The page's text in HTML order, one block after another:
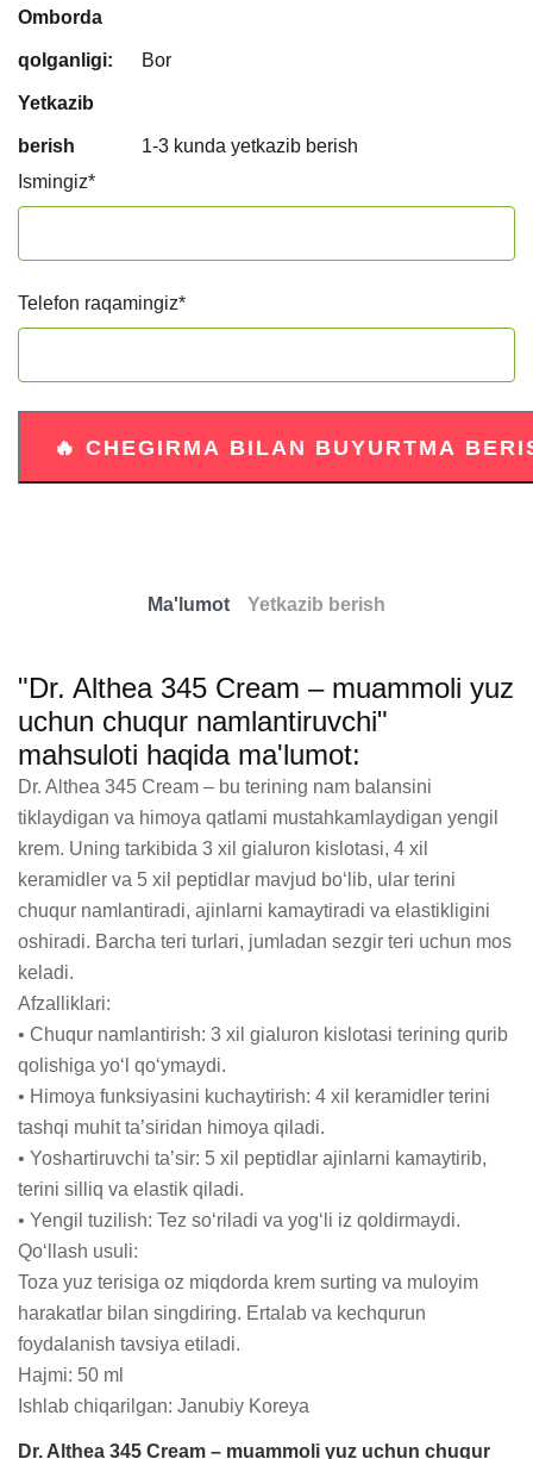
Omborda
qolganligi: Bor
Yetkazib
berish
1-3 kunda yetkazib berish
Ismingiz*
Telefon raqamingiz*
Ma'lumot Yetkazib berish
"Dr. Althea 345 Cream – muammoli yuz
uchun chuqur namlantiruvchi"
mahsuloti haqida ma'lumot:
Dr. Althea 345 Cream – bu terining nam balansini
tiklaydigan va himoya qatlami mustahkamlaydigan yengil
krem. Uning tarkibida 3 xil gialuron kislotasi, 4 xil
keramidler va 5 xil peptidlar mavjud bo‘lib, ular terini
chuqur namlantiradi, ajinlarni kamaytiradi va elastikligini
oshiradi. Barcha teri turlari, jumladan sezgir teri uchun mos
keladi.
Afzalliklari:
• Chuqur namlantirish: 3 xil gialuron kislotasi terining qurib
qolishiga yo‘l qo‘ymaydi.
• Himoya funksiyasini kuchaytirish: 4 xil keramidler terini
tashqi muhit ta’siridan himoya qiladi.
• Yoshartiruvchi ta’sir: 5 xil peptidlar ajinlarni kamaytirib,
terini silliq va elastik qiladi.
• Yengil tuzilish: Tez so‘riladi va yog‘li iz qoldirmaydi.
Qo‘llash usuli:
Toza yuz terisiga oz miqdorda krem surting va muloyim
harakatlar bilan singdiring. Ertalab va kechqurun
foydalanish tavsiya etiladi.
Hajmi: 50 ml
Ishlab chiqarilgan: Janubiy Koreya
Dr. Althea 345 Cream – muammoli yuz uchun chuqur